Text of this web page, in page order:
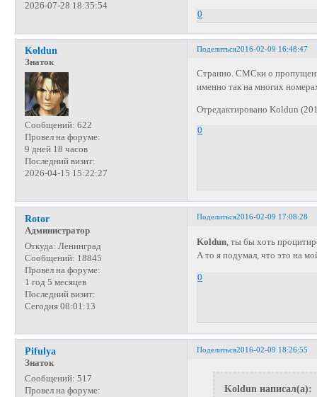
2026-07-28 18:35:54
0
Поделиться2016-02-09 16:48:47
Koldun
Знаток
Сообщений: 622
Провел на форуме:
9 дней 18 часов
Последний визит:
2026-04-15 15:22:27
Странно. СМСки о
именно так на многих
Отредактировано Koldun
0
Поделиться2016-02-09 17:08:28
Rotor
Администратор
Откуда: Ленинград
Сообщений: 18845
Провел на форуме:
1 год 5 месяцев
Последний визит:
Сегодня 08:01:13
Koldun , ты бы хоть
А то я подумал, что это на
0
Поделиться2016-02-09 18:26:55
Pifulya
Знаток
Сообщений: 517
Провел на форуме:
Koldun написал(а):